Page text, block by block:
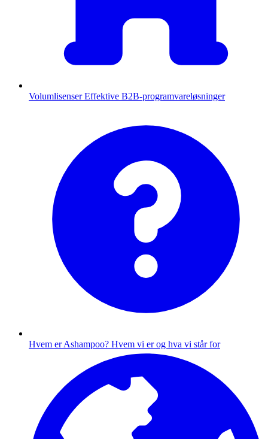
Volumlisenser Effektive B2B-programvareløsninger
Hvem er Ashampoo? Hvem vi er og hva vi står for